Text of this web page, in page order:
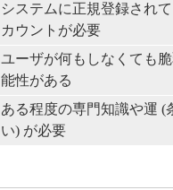
システムに正規登録され
カウントが必要
ユーザが何もしなくても
能性がある
ある程度の専門知識や運 (
い) が必要